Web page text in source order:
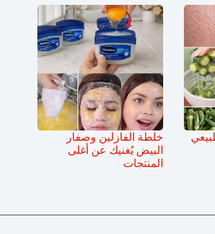
خلطة الفازلين وصفار
البيض يُغنيك عن أغلى
المنتجات